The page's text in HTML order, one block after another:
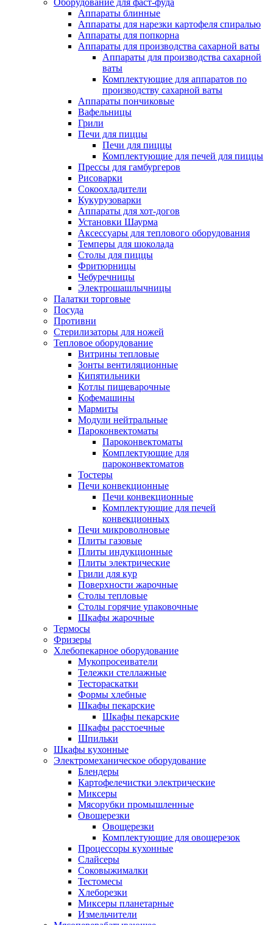
Аппараты блинные
Аппараты для нарезки картофеля спиралью
Аппараты для попкорна
Аппараты для производства сахарной ваты
Аппараты для производства сахарной
ваты
Комплектующие для аппаратов по
производству сахарной ваты
Аппараты пончиковые
Вафельницы
Грили
Печи для пиццы
Печи для пиццы
Комплектующие для печей для пиццы
Прессы для гамбургеров
Рисоварки
Сокоохладители
Кукурузоварки
Аппараты для хот-догов
Установки Шаурма
Аксессуары для теплового оборудования
Темперы для шоколада
Столы для пиццы
Фритюрницы
Чебуречницы
Электрошашлычницы
Палатки торговые
Посуда
Противни
Стерилизаторы для ножей
Тепловое оборудование
Витрины тепловые
Зонты вентиляционные
Кипятильники
Котлы пищеварочные
Кофемашины
Мармиты
Модули нейтральные
Пароконвектоматы
Пароконвектоматы
Комплектующие для
пароконвектоматов
Тостеры
Печи конвекционные
Печи конвекционные
Комплектующие для печей
конвекционных
Печи микроволновые
Плиты газовые
Плиты индукционные
Плиты электрические
Грили для кур
Поверхности жарочные
Столы тепловые
Столы горячие упаковочные
Шкафы жарочные
Термосы
Фризеры
Хлебопекарное оборудование
Мукопросеиватели
Тележки стеллажные
Тестораскатки
Формы хлебные
Шкафы пекарские
Шкафы пекарские
Шкафы расстоечные
Шпильки
Шкафы кухонные
Электромеханическое оборудование
Блендеры
Картофелечистки электрические
Миксеры
Мясорубки промышленные
Овощерезки
Овощерезки
Комплектующие для овощерезок
Процессоры кухонные
Слайсеры
Соковыжималки
Тестомесы
Хлеборезки
Миксеры планетарные
Измельчители